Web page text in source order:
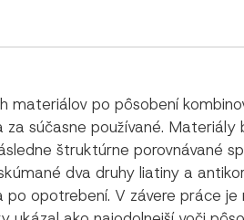
po pôsobení
súčasne používané.
štruktúrne
dva druhy liatiny a
opotrebení. V závere práce